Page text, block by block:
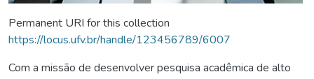
Permanent URI for this collection
https://locus.ufv.br/handle/123456789/6007
Com a missão de desenvolver pesquisa acadêmica de alto